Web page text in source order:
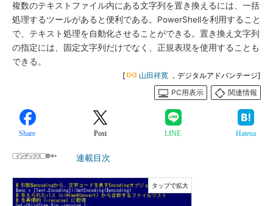
複数のテキストファイル内にある文字列を置き換えるには、一括
処理するツールがあると便利である。PowerShellを利用すること
で、テキスト処理を自動化させることができる。置き換え文字列
の指定には、固定文字列だけでなく、正規表現を使用することも
できる。
[ 山田祥寛 ，デジタルアドバンテージ]
PC用表示
関連情報
Share Post LINE Hatena
連載目次